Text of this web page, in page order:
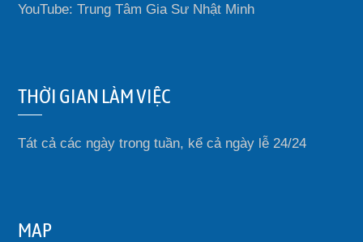
YouTube: Trung Tâm Gia Sư Nhật Minh
THỜI GIAN LÀM VIỆC
Tát cả các ngày trong tuần, kể cả ngày lễ 24/24
MAP